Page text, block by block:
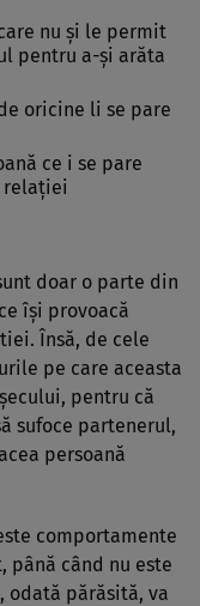
nu şi le permit
pentru a-şi arăta
oricine li se pare
ce i se pare
relaţiei
doar o parte din
îşi provoacă
Însă, de cele
pe care aceasta
pentru că
sufoce partenerul,
persoană
comportamente
până când nu este
odată părăsită, va